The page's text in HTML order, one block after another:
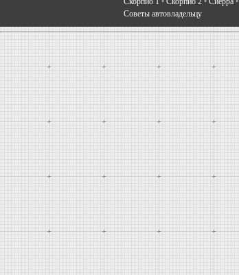
Советы автовладельцу